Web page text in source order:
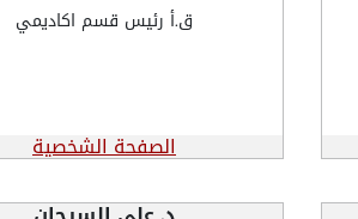
ق.أ رئيس قسم اكاديمي
الصفحة الشخصية